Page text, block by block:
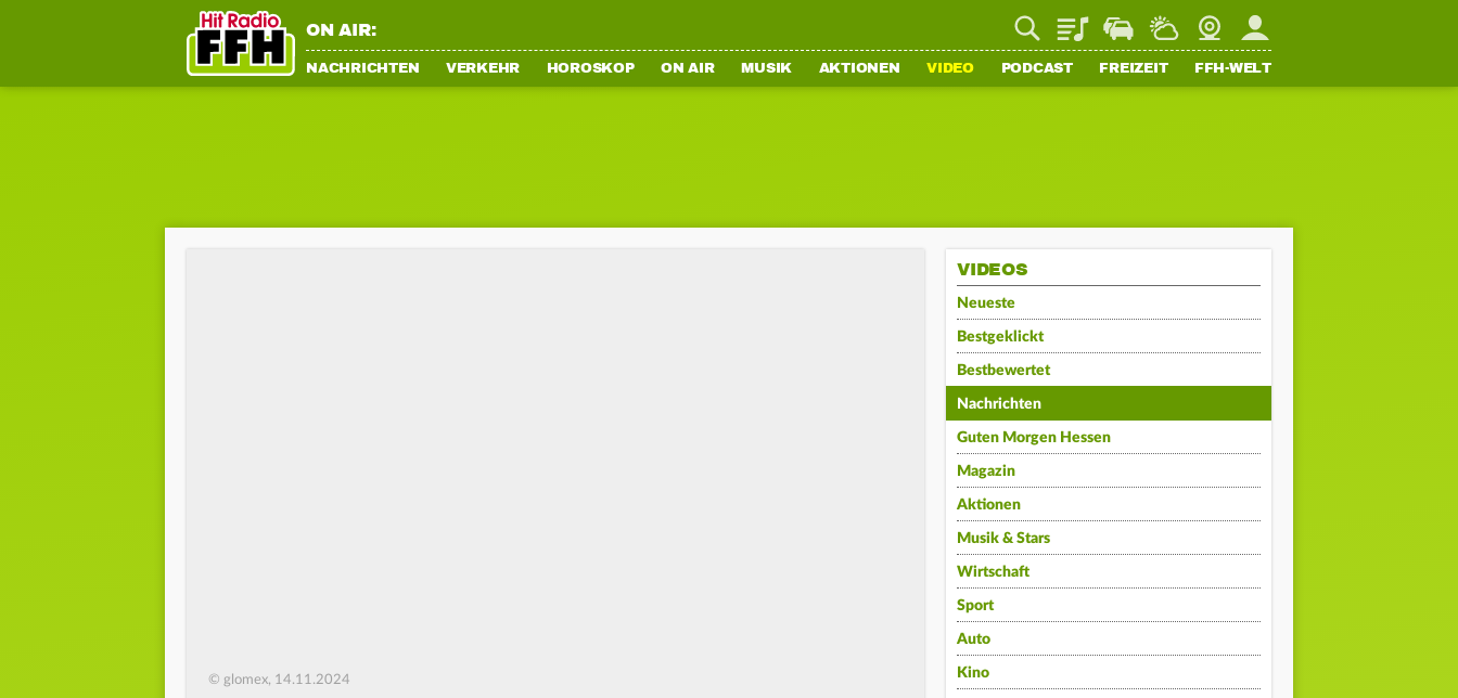
ON AIR: PlaylistStaupilotWetterWebcamMein FFH
NACHRICHTEN VERKEHR HOROSKOP ON AIR MUSIK AKTIONEN VIDEO PODCAST FREIZEIT FFH-WELT
© glomex, 14.11.2024
VIDEOS
Neueste
Bestgeklickt
Bestbewertet
Nachrichten
Guten Morgen Hessen
Magazin
Aktionen
Musik & Stars
Wirtschaft
Sport
Auto
Kino